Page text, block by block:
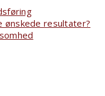
ønskede resultater?